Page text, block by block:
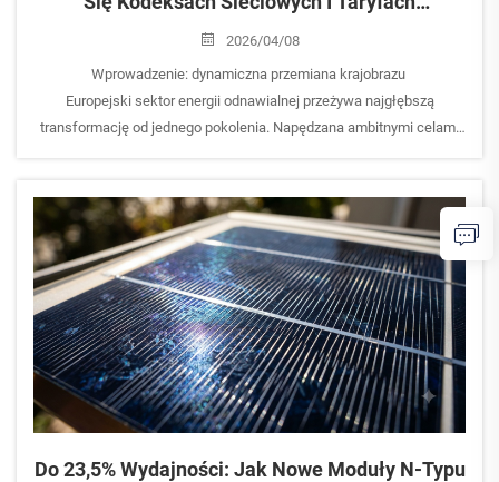
Węglowych W Europie: Strategiczny
Fotowoltaicznych Dla Sektora Komercyjnego I
Przemysłowego
2026/04/08
Wprowadzenie: dynamiczna przemiana krajobrazu
Europejski sektor energii odnawialnej przeżywa najgłębszą
transformację od jednego pokolenia. Napędzana ambitnymi celami
Do 23,5% Wydajności: Jak Nowe Moduły N-Typu